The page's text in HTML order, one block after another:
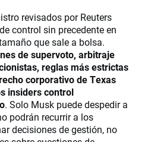
revisados por Reuters
control sin precedente en
que sale a bolsa.
de supervoto, arbitraje
reglas más estrictas
corporativo de Texas
insiders control
. Solo Musk puede despedir a
podrán recurrir a los
decisiones de gestión, no